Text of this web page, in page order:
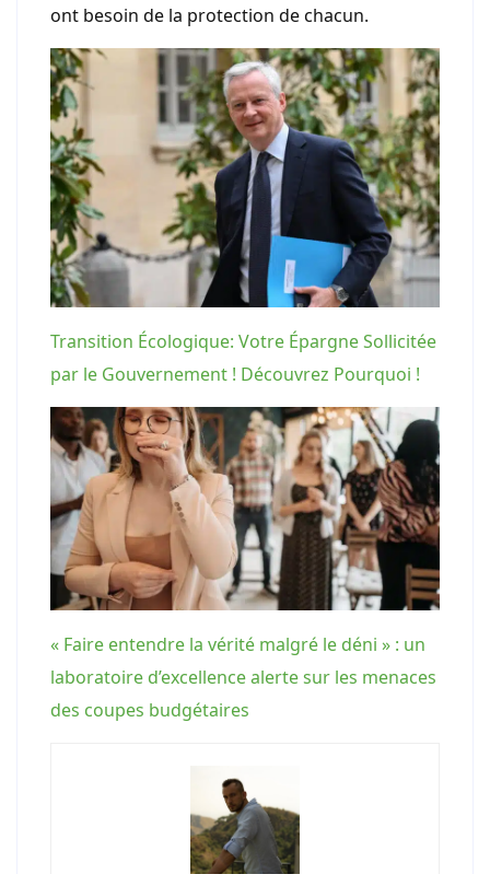
ont besoin de la protection de chacun.
Transition Écologique: Votre Épargne Sollicitée
par le Gouvernement ! Découvrez Pourquoi !
« Faire entendre la vérité malgré le déni » : un
laboratoire d’excellence alerte sur les menaces
des coupes budgétaires